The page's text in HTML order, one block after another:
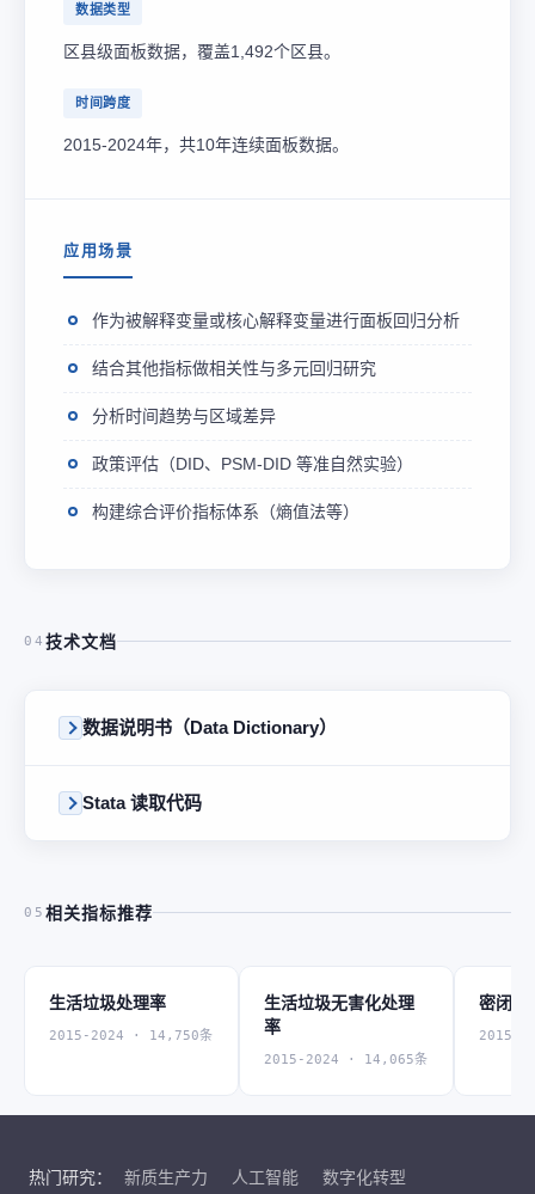
数据类型
区县级面板数据，覆盖1,492个区县。
时间跨度
2015-2024年，共10年连续面板数据。
应用场景
作为被解释变量或核心解释变量进行面板回归分析
结合其他指标做相关性与多元回归研究
分析时间趋势与区域差异
政策评估（DID、PSM-DID 等准自然实验）
构建综合评价指标体系（熵值法等）
04 技术文档
数据说明书（Data Dictionary）
Stata 读取代码
05 相关指标推荐
生活垃圾处理率
2015-2024 · 14,750条
生活垃圾无害化处理
率
2015-2024 · 14,065条
密闭车
2015-
热门研究： 新质生产力 人工智能
数字化转型